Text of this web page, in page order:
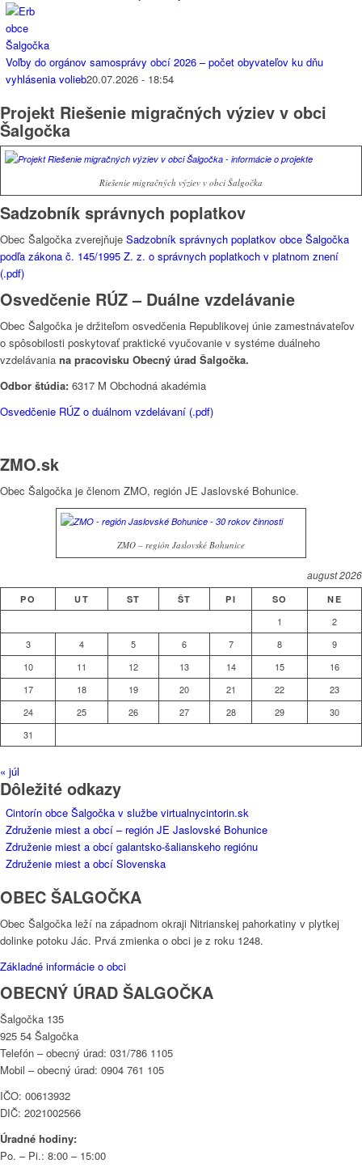
Voľby do orgánov samosprávy obcí 2026 – počet obyvateľov ku dňu
vyhlásenia volieb20.07.2026 - 18:54
Projekt Riešenie migračných výziev v obci
Šalgočka
Riešenie migračných výziev v obci Šalgočka
Sadzobník správnych poplatkov
Obec Šalgočka zverejňuje Sadzobník správnych poplatkov obce Šalgočka
podľa zákona č. 145/1995 Z. z. o správnych poplatkoch v platnom znení
(.pdf)
Osvedčenie RÚZ – Duálne vzdelávanie
Obec Šalgočka je držiteľom osvedčenia Republikovej únie zamestnávateľov
o spôsobilosti poskytovať praktické vyučovanie v systéme duálneho
vzdelávania na pracovisku Obecný úrad Šalgočka.
Odbor štúdia: 6317 M Obchodná akadémia
Osvedčenie RÚZ o duálnom vzdelávaní (.pdf)
ZMO.sk
Obec Šalgočka je členom ZMO, región JE Jaslovské Bohunice.
ZMO – región Jaslovské Bohunice
august 2026
PO UT ST ŠT PI SO NE
1
2
3
4 5 6 7 8
9
10
11 12 13 14 15
16
17
18 19 20 21 22
23
24
25 26 27 28 29
30
31
« júl
Dôležité odkazy
Cintorín obce Šalgočka v službe virtualnycintorin.sk
Združenie miest a obcí – región JE Jaslovské Bohunice
Združenie miest a obcí galantsko-šalianskeho regiónu
Združenie miest a obcí Slovenska
OBEC ŠALGOČKA
Obec Šalgočka leží na západnom okraji Nitrianskej pahorkatiny v plytkej
dolinke potoku Jác. Prvá zmienka o obci je z roku 1248.
Základné informácie o obci
OBECNÝ ÚRAD ŠALGOČKA
Šalgočka 135
925 54 Šalgočka
Telefón – obecný úrad: 031/786 1105
Mobil – obecný úrad: 0904 761 105
IČO: 00613932
DIČ: 2021002566
Úradné hodiny:
Po. – Pi.: 8:00 – 15:00